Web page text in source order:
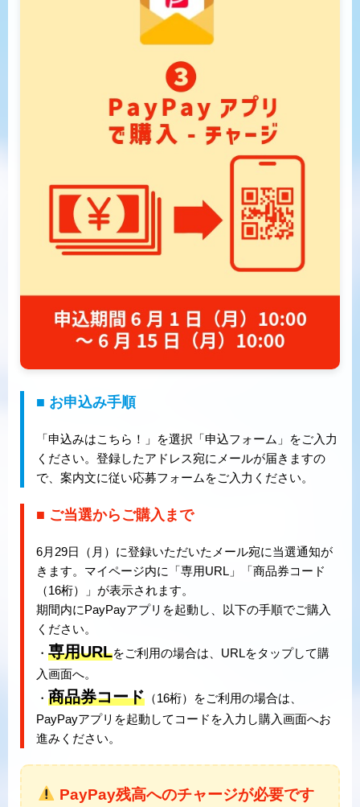
■ お申込み手順
「申込みはこちら！」を選択「申込フォーム」をご入力
ください。登録したアドレス宛にメールが届きますの
で、案内文に従い応募フォームをご入力ください。
■ ご当選からご購入まで
6月29日（月）に登録いただいたメール宛に当選通知が
きます。マイページ内に「専用URL」「商品券コード
（16桁）」が表示されます。
期間内にPayPayアプリを起動し、以下の手順でご購入
ください。
・ 専用URLをご利用の場合は、URLをタップして購
入画面へ。
・ 商品券コード （16桁）をご利用の場合は、
PayPayアプリを起動してコードを入力し購入画面へお
進みください。
PayPay残高へのチャージが必要です